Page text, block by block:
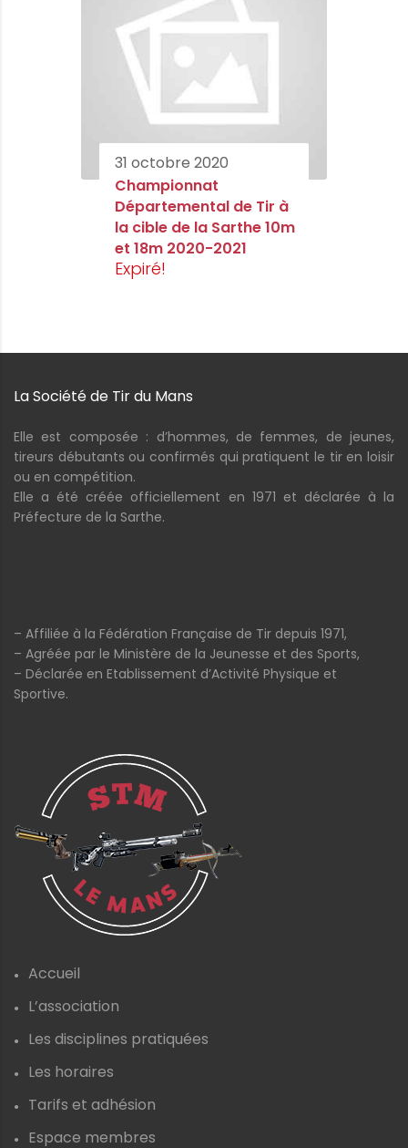
31 octobre 2020
Championnat
Départemental de Tir à
la cible de la Sarthe 10m
et 18m 2020-2021
Expiré!
La Société de Tir du Mans
Elle est composée : d’hommes, de femmes, de jeunes,
tireurs débutants ou confirmés qui pratiquent le tir en loisir
ou en compétition.
Elle a été créée officiellement en 1971 et déclarée à la
Préfecture de la Sarthe.
– Affiliée à la Fédération Française de Tir depuis 1971,
– Agréée par le Ministère de la Jeunesse et des Sports,
– Déclarée en Etablissement d’Activité Physique et
Sportive.
Accueil
L’association
Les disciplines pratiquées
Les horaires
Tarifs et adhésion
Espace membres